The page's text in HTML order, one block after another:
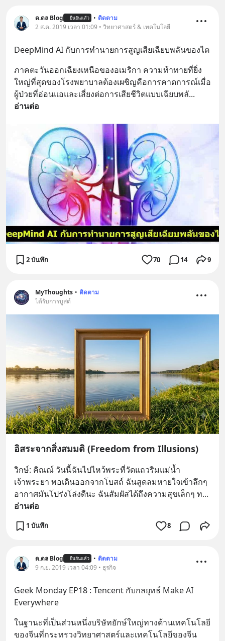
ด.ดล Blog ยืนยันแล้ว • ติดตาม
2 ส.ค. 2019 เวลา 01:09 • วิทยาศาสตร์ & เทคโนโลยี
DeepMind AI กับการทำนายการสูญเสียเฉียบพลันของไต
ภาคตะวันออกเฉียงเหนือของอเมริกา ความท้าทายที่ยิ่ง
ใหญ่ที่สุดของโรงพยาบาลต้องเผชิญคือการคาดการณ์เมื่อ
ผู้ป่วยที่อ่อนแอและเสี่ยงต่อการเสียชีวิตแบบเฉียบพลั
อ่านต่อ
2 บันทึก 70 14 9
MyThoughts • ติดตาม
ได้รับการบูสต์
อิสระจากสิ่งสมมติ (Freedom from Illusions)
วิกษ์: คิณณ์ วันนี้ฉันไปไหว้พระที่วัดแถวริมแม่น้ำ
เจ้าพระยา พอเดินออกจากโบสถ์ ฉันสูดลมหายใจเข้าลึกๆ
อากาศมันโปร่งโล่งดีนะ ฉันสัมผัสได้ถึงความสุขเล็กๆ ท
อ่านต่อ
1 บันทึก 8
ด.ดล Blog ยืนยันแล้ว • ติดตาม
9 ก.ย. 2019 เวลา 04:09 • ธุรกิจ
Geek Monday EP18 : Tencent กับกลยุทธ์ Make AI
Everywhere
ในฐานะที่เป็นส่วนหนึ่งบริษัทยักษ์ใหญ่ทางด้านเทคโนโลยี
ของจีนที่กระทรวงวิทยาศาสตร์และเทคโนโลยีของจีน